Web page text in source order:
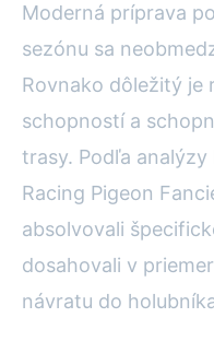
Moderná príprava
sezónu sa
Rovnako dôležitý je
schopností a
trasy. Podľa
Racing Pigeon
absolvovali
dosahovali v
návratu do